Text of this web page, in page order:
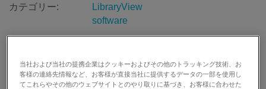
カテゴリー:
LibraryView
software
印刷する 記事を評価する:
当社および当社の提携企業はクッキーおよびその他のトラッキング技術、お
客様の連絡先情報など、お客様が直接当社に提供するデータの一部を使用し
てこれらやその他のウェブサイトとのやり取りに基づき、お客様に合わせた